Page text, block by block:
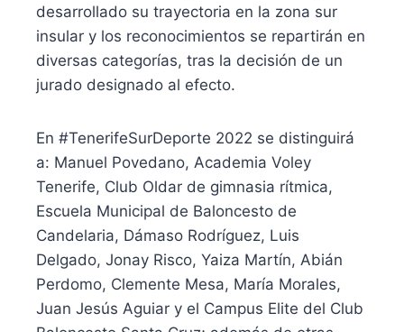
desarrollado su trayectoria en la zona sur
insular y los reconocimientos se repartirán en
diversas categorías, tras la decisión de un
jurado designado al efecto.
En #TenerifeSurDeporte 2022 se distinguirá
a: Manuel Povedano, Academia Voley
Tenerife, Club Oldar de gimnasia rítmica,
Escuela Municipal de Baloncesto de
Candelaria, Dámaso Rodríguez, Luis
Delgado, Jonay Risco, Yaiza Martín, Abián
Perdomo, Clemente Mesa, María Morales,
Juan Jesús Aguiar y el Campus Elite del Club